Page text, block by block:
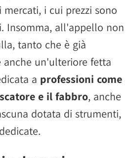
i cui prezzi sono
Insomma, all'appello non
tanto che è già
anche un'ulteriore fetta
a professioni come
e il fabbro, anche
dotata di strumenti,